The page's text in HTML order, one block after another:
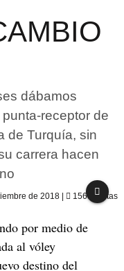
dábamos
receptor de
de Turquía, sin
carrera hacen
de 2018 1566 visitas
por medio de
al vóley
destino del